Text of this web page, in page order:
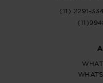
(11) 2291-